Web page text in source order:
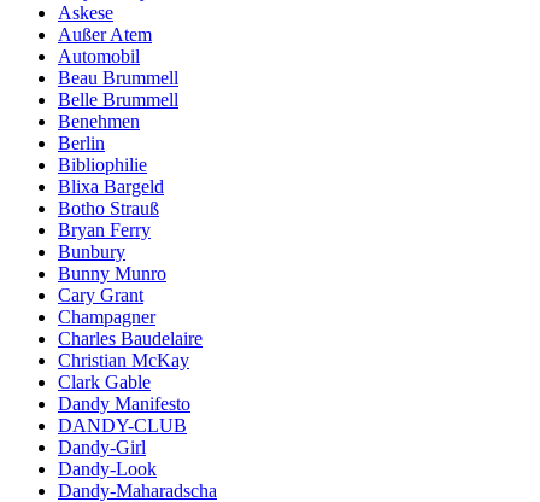
Askese
Außer Atem
Automobil
Beau Brummell
Belle Brummell
Benehmen
Berlin
Bibliophilie
Blixa Bargeld
Botho Strauß
Bryan Ferry
Bunbury
Bunny Munro
Cary Grant
Champagner
Charles Baudelaire
Christian McKay
Clark Gable
Dandy Manifesto
DANDY-CLUB
Dandy-Girl
Dandy-Look
Dandy-Maharadscha